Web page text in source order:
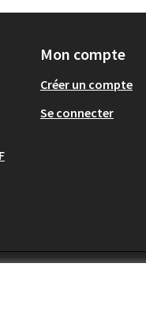
Mon compte
Créer un compte
Se connecter